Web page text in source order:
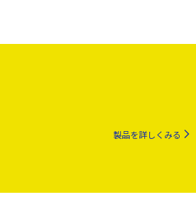
製品を詳しくみる